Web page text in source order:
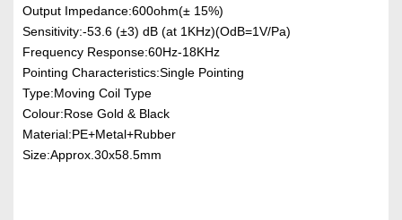
Output Impedance:600ohm(± 15%)
Sensitivity:-53.6 (±3) dB (at 1KHz)(OdB=1V/Pa)
Frequency Response:60Hz-18KHz
Pointing Characteristics:Single Pointing
Type:Moving Coil Type
Colour:Rose Gold & Black
Material:PE+Metal+Rubber
Size:Approx.30x58.5mm